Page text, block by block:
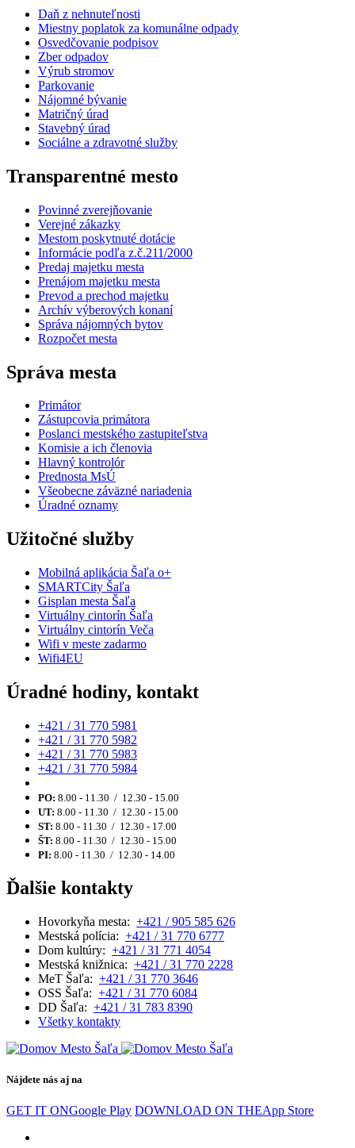
Daň z nehnuteľnosti
Miestny poplatok za komunálne odpady
Osvedčovanie podpisov
Zber odpadov
Výrub stromov
Parkovanie
Nájomné bývanie
Matričný úrad
Stavebný úrad
Sociálne a zdravotné služby
Transparentné mesto
Povinné zverejňovanie
Verejné zákazky
Mestom poskytnuté dotácie
Informácie podľa z.č.211/2000
Predaj majetku mesta
Prenájom majetku mesta
Prevod a prechod majetku
Archív výberových konaní
Správa nájomných bytov
Rozpočet mesta
Správa mesta
Primátor
Zástupcovia primátora
Poslanci mestského zastupiteľstva
Komisie a ich členovia
Hlavný kontrolór
Prednosta MsÚ
Všeobecne záväzné nariadenia
Úradné oznamy
Užitočné služby
Mobilná aplikácia Šaľa o+
SMARTCity Šaľa
Gisplan mesta Šaľa
Virtuálny cintorín Šaľa
Virtuálny cintorín Veča
Wifi v meste zadarmo
Wifi4EU
Úradné hodiny, kontakt
+421 / 31 770 5981
+421 / 31 770 5982
+421 / 31 770 5983
+421 / 31 770 5984
PO: 8.00 - 11.30 / 12.30 - 15.00
UT: 8.00 - 11.30 / 12.30 - 15.00
ST: 8.00 - 11.30 / 12.30 - 17.00
ŠT: 8.00 - 11.30 / 12.30 - 15.00
PI: 8.00 - 11.30 / 12.30 - 14.00
Ďalšie kontakty
Hovorkyňa mesta: +421 / 905 585 626
Mestská polícia: +421 / 31 770 6777
Dom kultúry: +421 / 31 771 4054
Mestská knižnica: +421 / 31 770 2228
MeT Šaľa: +421 / 31 770 3646
OSS Šaľa: +421 / 31 770 6084
DD Šaľa: +421 / 31 783 8390
Všetky kontakty
Nájdete nás aj na
GET IT ONGoogle Play DOWNLOAD ON THEApp Store